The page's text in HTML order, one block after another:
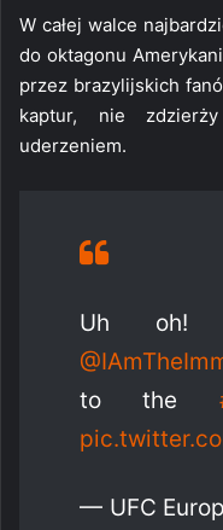
W całej walce
do oktagonu
przez brazylijskich
kaptur, nie
uderzeniem.
Uh oh!
to the
— UFC